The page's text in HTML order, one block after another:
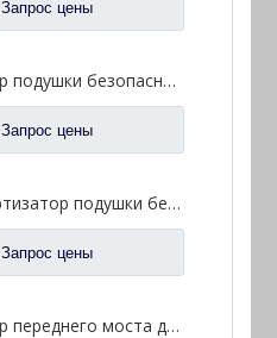
Запрос цены
Амортизатор подушки безопасности передней подвески для запасных частей 5001025-E18 грузовика FAW Jiefang Tian V
Запрос цены
Задний амортизатор подушки безопасности для запасных частей 5001020-CA01-B грузовика FAW Jiefang J6
Запрос цены
Амортизатор переднего моста для запасных частей 2905010-DV450 грузовика FAW Jiefang Jh6